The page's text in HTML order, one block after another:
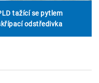
tažící se pytlem
odstředivka